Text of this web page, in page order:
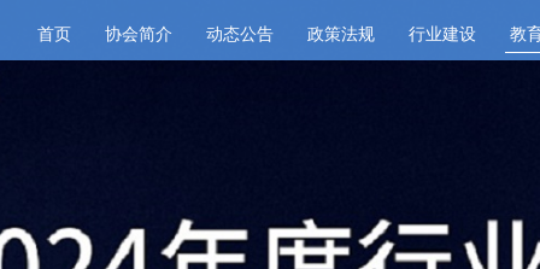
首页 协会简介 动态公告 政策法规 行业建设 教